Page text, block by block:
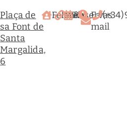
Plaça de
sa Font de
Santa
Margalida,
6
Felanitx
WebReservas
E-
mail